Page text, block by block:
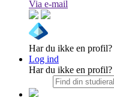
Via e-mail
Har du ikke en profil?
Log ind
Har du ikke en profil?